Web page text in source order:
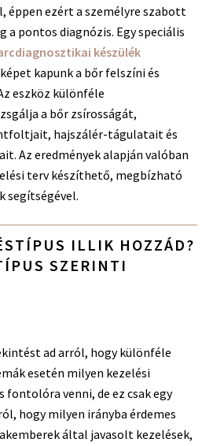
éppen ezért a személyre szabott
a pontos diagnózis. Egy speciális
készülék
kapunk a bőr felszíni és
eszköz különféle
a bőr zsírosságát,
hajszálér-tágulatait és
Az eredmények alapján valóban
terv készíthető, megbízható
segítségével.
ILLIK HOZZÁD?
SZERINTI
ad arról, hogy különféle
esetén milyen kezelési
fontolóra venni, de ez csak egy
hogy milyen irányba érdemes
által javasolt kezelések,